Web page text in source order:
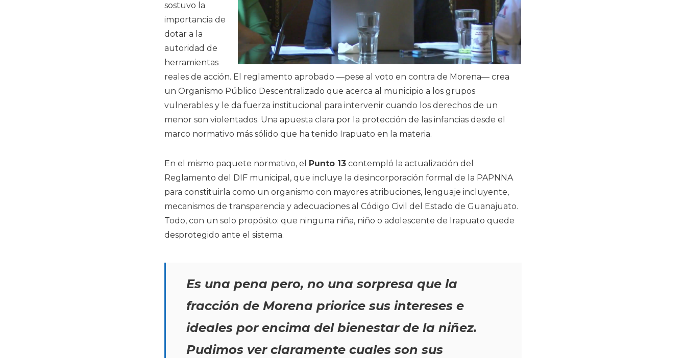
sostuvo la
importancia de
dotar a la
autoridad de
herramientas
reales de acción. El reglamento aprobado —pese al voto en contra de Morena— crea
un Organismo Público Descentralizado que acerca al municipio a los grupos
vulnerables y le da fuerza institucional para intervenir cuando los derechos de un
menor son violentados. Una apuesta clara por la protección de las infancias desde el
marco normativo más sólido que ha tenido Irapuato en la materia.
En el mismo paquete normativo, el Punto 13 contempló la actualización del
Reglamento del DIF municipal, que incluye la desincorporación formal de la PAPNNA
para constituirla como un organismo con mayores atribuciones, lenguaje incluyente,
mecanismos de transparencia y adecuaciones al Código Civil del Estado de Guanajuato.
Todo, con un solo propósito: que ninguna niña, niño o adolescente de Irapuato quede
desprotegido ante el sistema.
Es una pena pero, no una sorpresa que la
fracción de Morena priorice sus intereses e
ideales por encima del bienestar de la niñez.
Pudimos ver claramente cuales son sus